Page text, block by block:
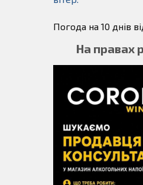
Погода на 10 днів
На правах